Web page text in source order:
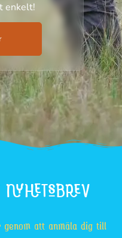
enkelt!
genom att anmäla dig till